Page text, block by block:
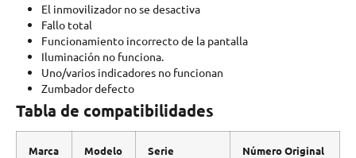
El inmovilizador no se desactiva
Fallo total
Funcionamiento incorrecto de la pantalla
Iluminación no funciona.
Uno/varios indicadores no funcionan
Zumbador defecto
Tabla de compatibilidades
Marca Modelo Serie Número Original